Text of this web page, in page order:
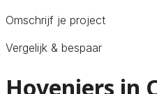
Omschrijf je project
Vergelijk & bespaar
Hoveniers in